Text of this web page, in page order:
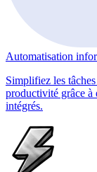
Automatisation
Simplifiez les
productivité grâce à
intégrés.